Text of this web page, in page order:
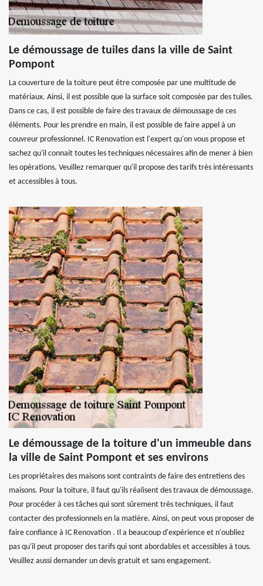
Le démoussage de tuiles dans la ville de Saint
Pompont
La couverture de la toiture peut être composée par une multitude de
matériaux. Ainsi, il est possible que la surface soit composée par des tuiles.
Dans ce cas, il est possible de faire des travaux de démoussage de ces
éléments. Pour les prendre en main, il est possible de faire appel à un
couvreur professionnel. IC Renovation est l'expert qu'on vous propose et
sachez qu'il connait toutes les techniques nécessaires afin de mener à bien
les opérations. Veuillez remarquer qu'il propose des tarifs très intéressants
et accessibles à tous.
Le démoussage de la toiture d'un immeuble dans
la ville de Saint Pompont et ses environs
Les propriétaires des maisons sont contraints de faire des entretiens des
maisons. Pour la toiture, il faut qu'ils réalisent des travaux de démoussage.
Pour procéder à ces tâches qui sont sûrement très techniques, il faut
contacter des professionnels en la matière. Ainsi, on peut vous proposer de
faire confiance à IC Renovation . Il a beaucoup d'expérience et n'oubliez
pas qu'il peut proposer des tarifs qui sont abordables et accessibles à tous.
Veuillez aussi demander un devis gratuit et sans engagement.